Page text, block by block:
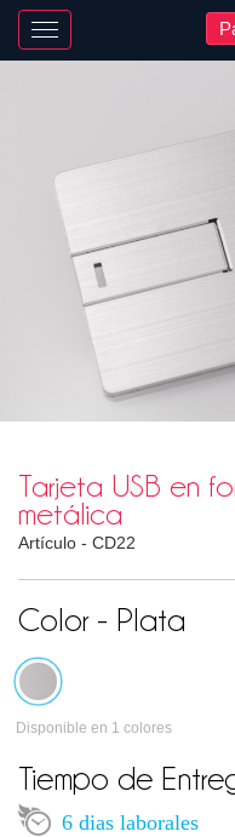
Nawigacja
Tarjeta USB en
metálica
Artículo - CD22
Color - Plata
Disponible en 1 colores
Tiempo de
6 dias laborales